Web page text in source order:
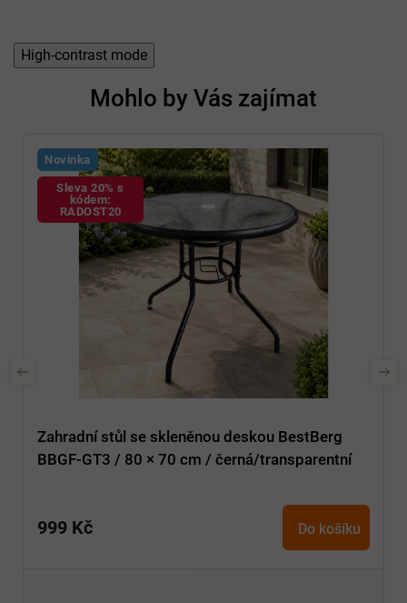
High-contrast mode
Mohlo by Vás zajímat
Novinka
Sleva 20% s
kódem:
RADOST20
Zahradní stůl se skleněnou deskou BestBerg
BBGF-GT3 / 80 × 70 cm / černá/transparentní
999 Kč Do košíku